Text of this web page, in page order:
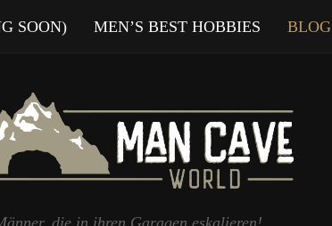
SOON) MEN’S BEST HOBBIES BLOG
die in ihren Garagen eskalieren!